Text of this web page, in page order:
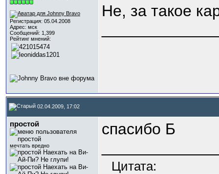
Регистрация: 05.04.2008
Адрес: мск
Сообщений: 1,399
Рейтинг мнений:
Не, за такое
02.04.2009, 17:02
простой
мечтать вредно
спасибо Б
Цитата: